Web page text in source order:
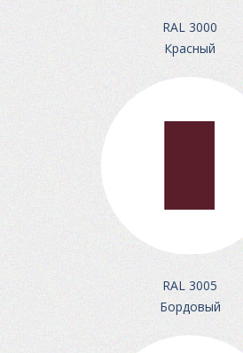
RAL 3000
Красный
RAL 3005
Бордовый